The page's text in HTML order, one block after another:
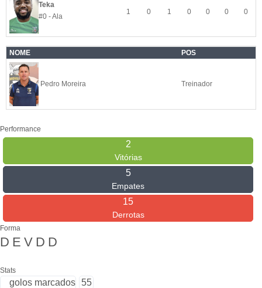
Teka
#0 - Ala
1 0 1 0 0 0 0
NOME POS
Pedro Moreira Treinador
Performance
2
Vitórias
5
Empates
15
Derrotas
Forma
D E V D D
Stats
golos marcados
55